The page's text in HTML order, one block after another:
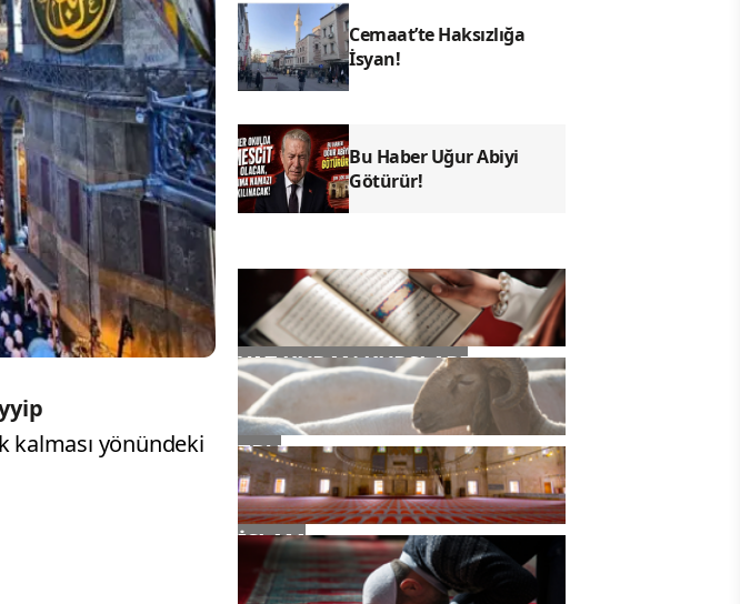
kalması yönündeki
Cemaat’te Haksızlığa
İsyan!
Bu Haber Uğur Abiyi
Götürür!
YAZ KURAN KURSLARI
TDV
İSLAM